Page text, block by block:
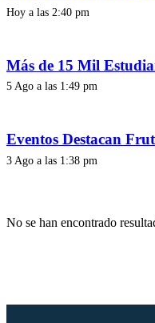
Hoy a las 2:40 pm
Más de 15 Mil
5 Ago a las 1:49 pm
Eventos Destacan
3 Ago a las 1:38 pm
No se han encontrado